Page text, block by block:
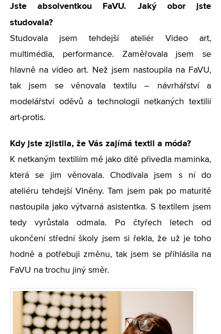
Jste absolventkou FaVU. Jaký obor jste
studovala?
Studovala jsem tehdejší ateliér Video art,
multimédia, performance. Zaměřovala jsem se
hlavně na video art. Než jsem nastoupila na FaVU,
tak jsem se věnovala textilu – návrhářství a
modelářství oděvů a technologii netkaných textilií
art-protis.
Kdy jste zjistila, že Vás zajímá textil a móda?
K netkaným textiliím mě jako dítě přivedla maminka,
která se jim věnovala. Chodívala jsem s ní do
ateliéru tehdejší Vlněny. Tam jsem pak po maturitě
nastoupila jako výtvarná asistentka. S textilem jsem
tedy vyrůstala odmala. Po čtyřech letech od
ukončení střední školy jsem si řekla, že už je toho
hodně a potřebuji změnu, tak jsem se přihlásila na
FaVU na trochu jiný směr.